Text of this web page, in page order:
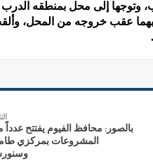
وتوجها إلى محل بمنطقه الدرب
عقب خروجه من المحل،
بالصور: محافظ الفيوم يفتتح عدداً
المشروعات بمركزي